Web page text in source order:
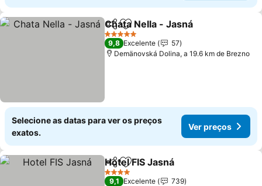
PartilharAdicionar aos favoritos
Chata Nella - Jasná
5 Estrelas
9,8 Excelente
57
Demänovská Dolina, a 19.6 km de Brezno
Selecione as datas para ver os preços
exatos.
Ver preços
PartilharAdicionar aos favoritos
Hotel FIS Jasná
4 Estrelas
9,1 Excelente
739